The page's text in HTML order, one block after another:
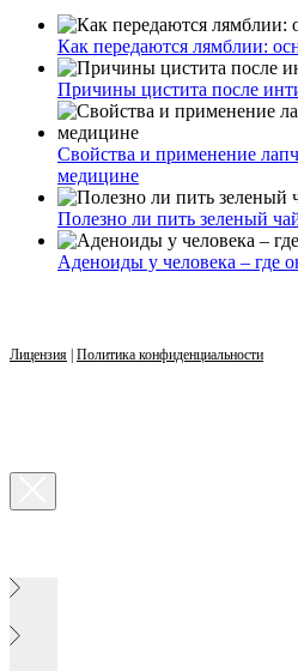
Как передаются лямблии:
Причины цистита после
Свойства и применение
медицине
Полезно ли пить зеленый
Аденоиды у человека – где
Лицензия Политика конфиденциальности